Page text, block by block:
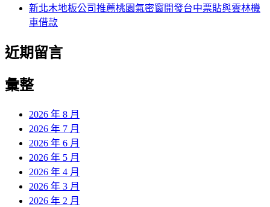
新北木地板公司推薦桃園氣密窗開發台中票貼與雲林機
車借款
近期留言
彙整
2026 年 8 月
2026 年 7 月
2026 年 6 月
2026 年 5 月
2026 年 4 月
2026 年 3 月
2026 年 2 月